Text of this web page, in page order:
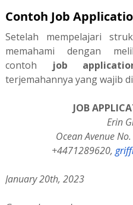
Contoh Job
Setelah mempelajari
memahami dengan
contoh
job
terjemahannya yang wajib
JOB
Erin
Ocean Avenue
+4471289620,
January 20th, 2023